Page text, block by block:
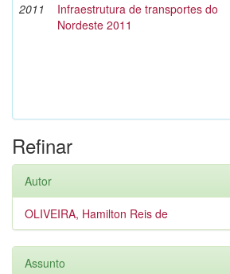
2011
Infraestrutura de transportes do
Nordeste 2011
Refinar
Autor
OLIVEIRA, Hamilton Reis de
Assunto